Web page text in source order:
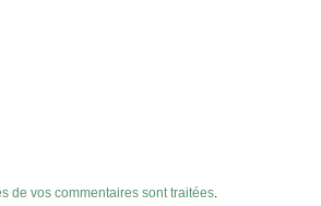
de vos commentaires sont traitées